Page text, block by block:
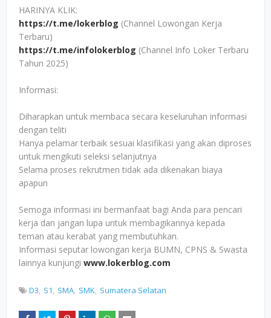
HARINYA KLIK:
https://t.me/lokerblog (Channel Lowongan Kerja
Terbaru)
https://t.me/infolokerblog (Channel Info Loker Terbaru
Tahun 2025)
Informasi:
Diharapkan untuk membaca secara keseluruhan informasi
dengan teliti
Hanya pelamar terbaik sesuai klasifikasi yang akan diproses
untuk mengikuti seleksi selanjutnya
Selama proses rekrutmen tidak ada dikenakan biaya
apapun
Semoga informasi ini bermanfaat bagi Anda para pencari
kerja dan jangan lupa untuk membagikannya kepada
teman atau kerabat yang membutuhkan.
Informasi seputar lowongan kerja BUMN, CPNS & Swasta
lainnya kunjungi www.lokerblog.com
D3 S1 SMA SMK Sumatera Selatan